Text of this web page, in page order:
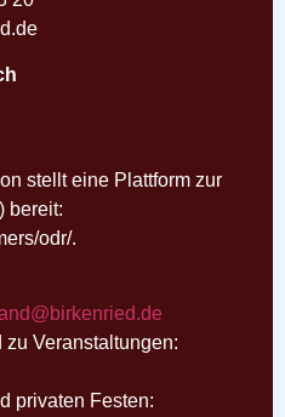
stellt eine Plattform zur
bereit:
odr/.
Veranstaltungen:
privaten Festen: